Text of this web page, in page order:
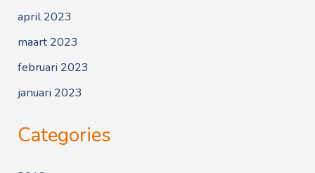
april 2023
maart 2023
februari 2023
januari 2023
Categories